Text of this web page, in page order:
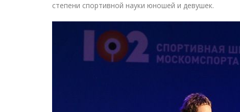
степени спортивной науки юношей и девушек.